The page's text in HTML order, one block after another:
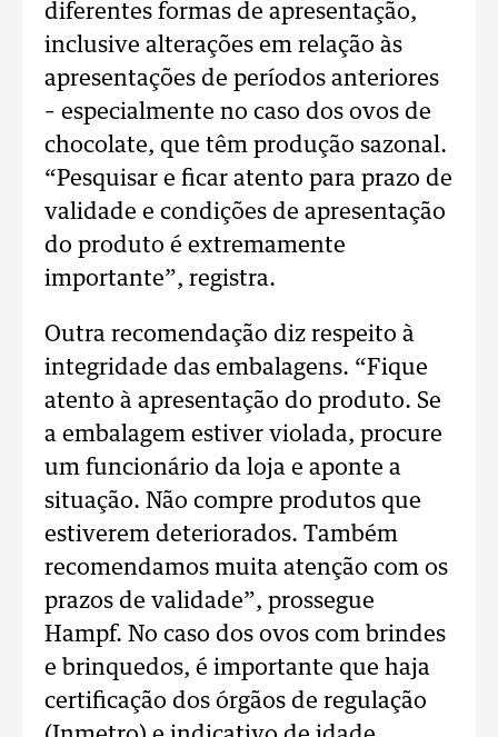
diferentes formas de apresentação,
inclusive alterações em relação às
apresentações de períodos anteriores
– especialmente no caso dos ovos de
chocolate, que têm produção sazonal.
“Pesquisar e ficar atento para prazo de
validade e condições de apresentação
do produto é extremamente
importante”, registra.
Outra recomendação diz respeito à
integridade das embalagens. “Fique
atento à apresentação do produto. Se
a embalagem estiver violada, procure
um funcionário da loja e aponte a
situação. Não compre produtos que
estiverem deteriorados. Também
recomendamos muita atenção com os
prazos de validade”, prossegue
Hampf. No caso dos ovos com brindes
e brinquedos, é importante que haja
certificação dos órgãos de regulação